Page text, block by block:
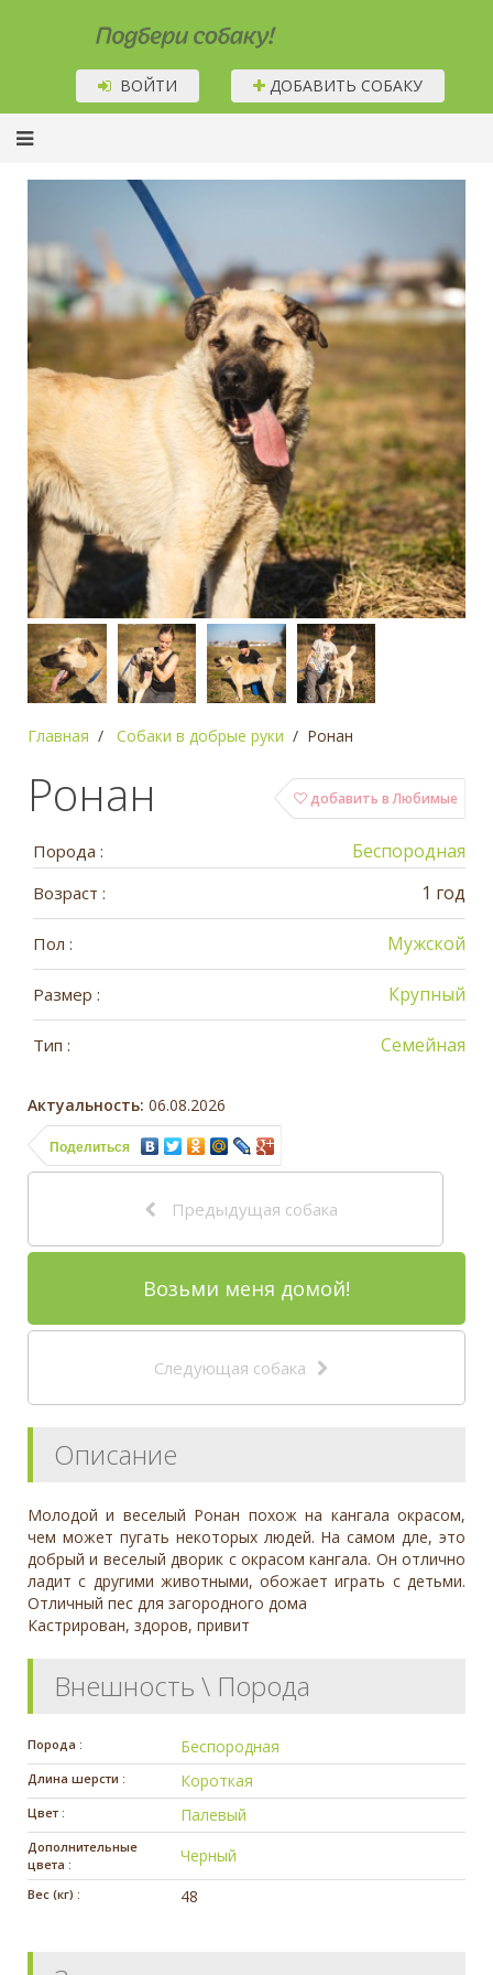
Подбери собаку!
ВОЙТИ ДОБАВИТЬ СОБАКУ
Главная Собаки в добрые руки Ронан
добавить в Любимые
Ронан
Порода : Беспородная
Возраст : 1 год
Пол : Мужской
Размер : Крупный
Тип : Семейная
Актуальность: 06.08.2026
Поделиться
Предыдущая собака
Возьми меня домой!
Следующая собака
Описание
Молодой и веселый Ронан похож на кангала окрасом,
чем может пугать некоторых людей. На самом дле, это
добрый и веселый дворик с окрасом кангала. Он отлично
ладит с другими животными, обожает играть с детьми.
Отличный пес для загородного дома
Кастрирован, здоров, привит
Внешность \ Порода
Порода : Беспородная
Длина шерсти : Короткая
Цвет : Палевый
Дополнительные
цвета :
Черный
Вес (кг) : 48